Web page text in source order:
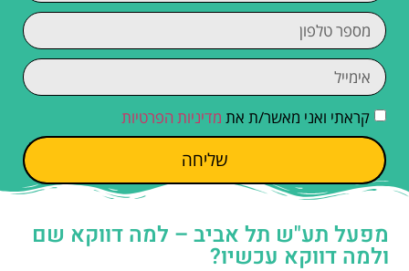
קראתי ואני מאשר/ת את מדיניות הפרטיות
שליחה
מפעל תע"ש תל אביב – למה דווקא שם
ולמה דווקא עכשיו?